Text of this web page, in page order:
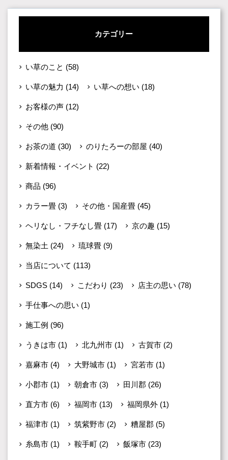
カテゴリー
い草のこと (58)
い草の魅力 (14) い草への想い (18)
お客様の声 (12)
その他 (90)
お茶の道 (30) のりたろーの部屋 (40)
新着情報・イベント (22)
商品 (96)
カラー畳 (3) その他・国産畳 (45)
ヘリなし・フチなし畳 (17) 京の趣 (15)
無染土 (24) 琉球畳 (9)
当店について (113)
SDGS (14) こだわり (23) 店主の思い (78)
手仕事への思い (1)
施工例 (96)
うきは市 (1) 北九州市 (1) 古賀市 (2)
嘉麻市 (4) 大野城市 (1) 宮若市 (1)
小郡市 (1) 朝倉市 (3) 田川郡 (26)
直方市 (6) 福岡市 (13) 福岡県外 (1)
福津市 (1) 筑紫野市 (2) 糟屋郡 (5)
糸島市 (1) 鞍手町 (2) 飯塚市 (23)